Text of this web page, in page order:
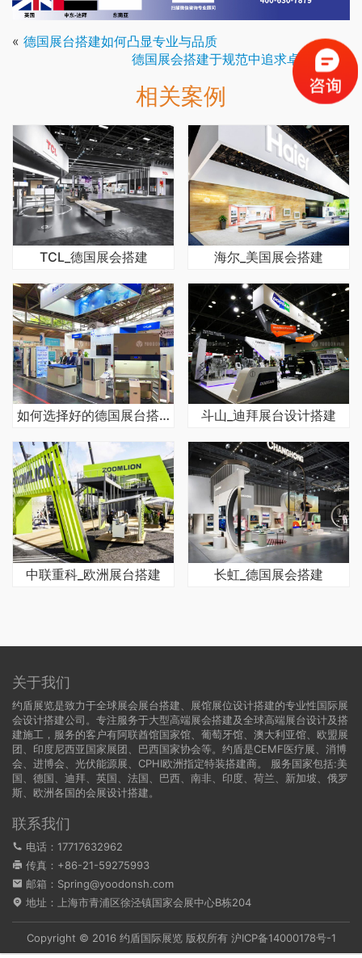
« 德国展台搭建如何凸显专业与品质
德国展会搭建于规范中追求卓越个性»
相关案例
TCL_德国展会搭建 海尔_美国展会搭建
如何选择好的德国展台搭建公司 斗山_迪拜展台设计搭建
中联重科_欧洲展台搭建 长虹_德国展会搭建
关于我们
约盾展览是致力于全球展会展台搭建、展馆展位设计搭建的专业性国际展
会设计搭建公司。专注服务于大型高端展会搭建及全球高端展台设计及搭
建施工，服务的客户有阿联酋馆国家馆、葡萄牙馆、澳大利亚馆、欧盟展
团、印度尼西亚国家展团、巴西国家协会等。约盾是CEMF医疗展、消博
会、进博会、光伏能源展、CPHI欧洲指定特装搭建商。 服务国家包括:美
国
德国 、迪拜、英国、法国、巴西、南非、印度、荷兰、新加坡、俄罗
斯、欧洲各国的会展设计搭建。
联系我们
电话：17717632962
传真：+86-21-59275993
邮箱：Spring@yoodonsh.com
地址：上海市青浦区徐泾镇国家会展中心B栋204
Copyright © 2016 约盾国际展览 版权所有 沪ICP备14000178号-1